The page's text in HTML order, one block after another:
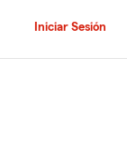
Iniciar Sesión